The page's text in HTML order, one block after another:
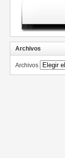
Archivos
Archivos